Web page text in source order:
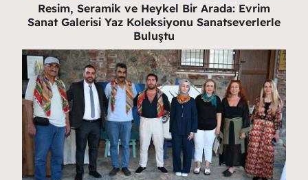
Resim, Seramik ve Heykel Bir Arada: Evrim
Sanat Galerisi Yaz Koleksiyonu Sanatseverlerle
Buluştu